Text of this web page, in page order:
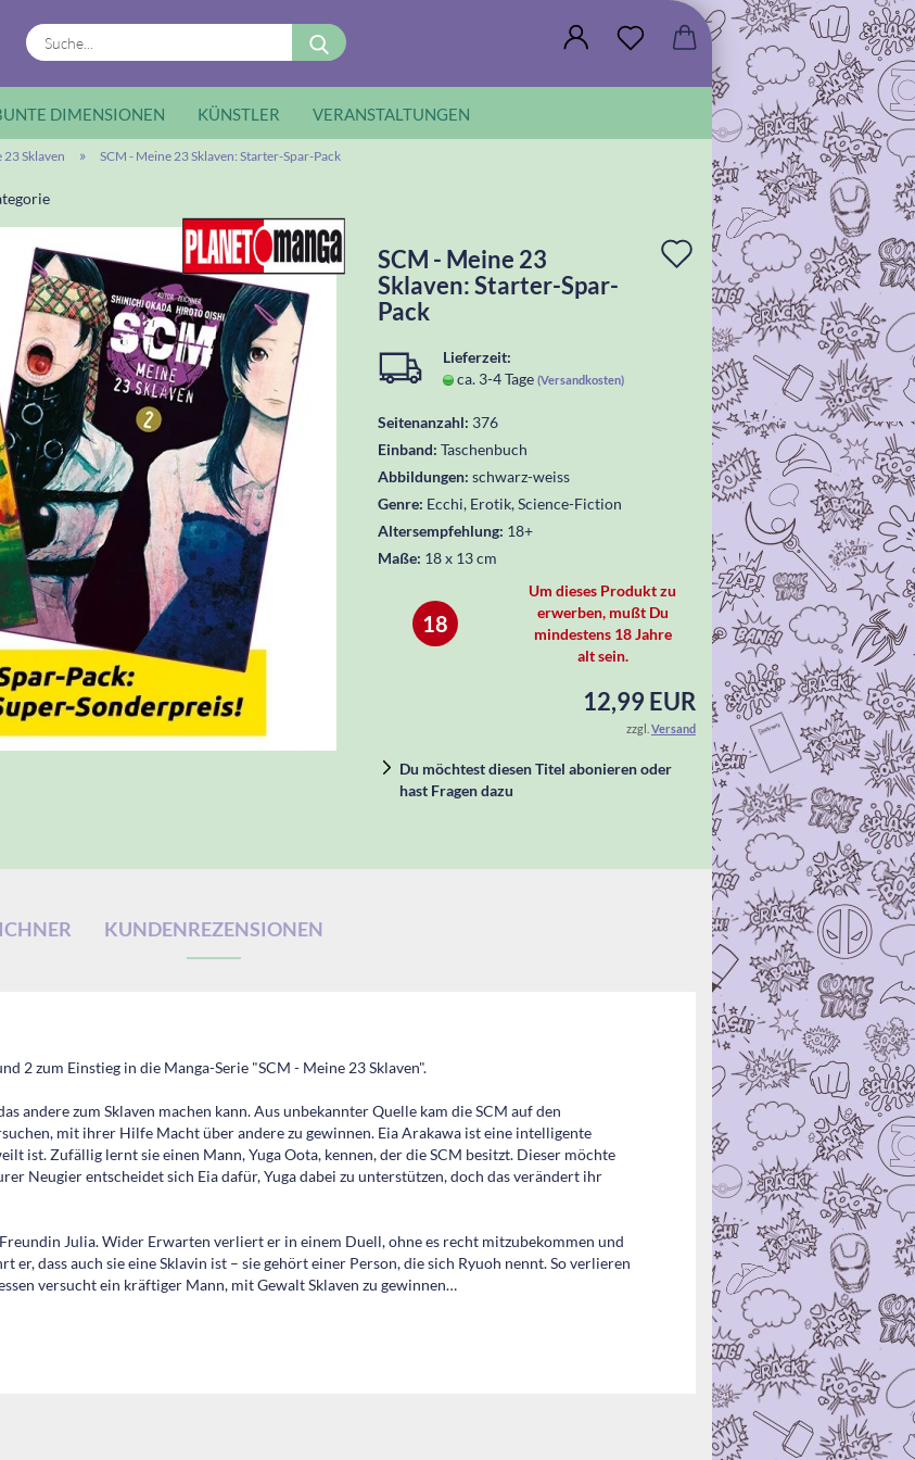
Suche...
DIMENSIONEN KÜNSTLER VERANSTALTUNGEN
23 Sklaven » SCM - Meine 23 Sklaven: Starter-Spar-Pack
In
die
Wunschliste
legen
SCM - Meine 23
Sklaven: Starter-Spar-
Pack
Lieferzeit:
ca. 3-4 Tage (Versandkosten)
Seitenanzahl: 376
Einband: Taschenbuch
Abbildungen: schwarz-weiss
Genre: Ecchi, Erotik, Science-Fiction
Altersempfehlung: 18+
Maße: 18 x 13 cm
18
Um dieses Produkt zu
erwerben, mußt Du
mindestens 18 Jahre
alt sein.
12,99 EUR
zzgl. Versand
Du möchtest diesen Titel abonieren oder
hast Fragen dazu
KUNDENREZENSIONEN
2 zum Einstieg in die Manga-Serie "SCM - Meine 23 Sklaven".
andere zum Sklaven machen kann. Aus unbekannter Quelle kam die SCM auf den
mit ihrer Hilfe Macht über andere zu gewinnen. Eia Arakawa ist eine intelligente
ist. Zufällig lernt sie einen Mann, Yuga Oota, kennen, der die SCM besitzt. Dieser möchte
Neugier entscheidet sich Eia dafür, Yuga dabei zu unterstützen, doch das verändert ihr
Julia. Wider Erwarten verliert er in einem Duell, ohne es recht mitzubekommen und
er, dass auch sie eine Sklavin ist – sie gehört einer Person, die sich Ryuoh nennt. So verlieren
versucht ein kräftiger Mann, mit Gewalt Sklaven zu gewinnen…